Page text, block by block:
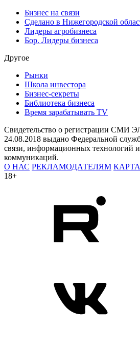
Бизнес на связи
Сделано в Нижегородской
Лидеры агробизнеса
Бор. Лидеры бизнеса
Другое
Рынки
Школа инвестора
Бизнес-секреты
Библиотека бизнеса
Время зарабатывать TV
Свидетельство о регистрации СМИ
24.08.2018 выдано Федеральной
связи, информационных технологий
коммуникаций.
О НАС РЕКЛАМОДАТЕЛЯМ
18+